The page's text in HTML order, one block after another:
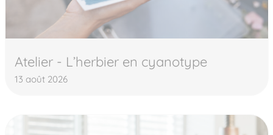
Atelier - L’herbier en cyanotype
13 août 2026